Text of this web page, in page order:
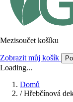
Mezisoučet košíku
Zobrazit můj košík
Loading...
Domů
/ Hřebčínová